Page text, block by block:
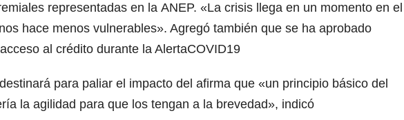
representadas en la ANEP. «La crisis llega en un momento en el
hace menos vulnerables». Agregó también que se ha aprobado
al crédito durante la AlertaCOVID19
para paliar el impacto del afirma que «un principio básico del
la agilidad para que los tengan a la brevedad», indicó